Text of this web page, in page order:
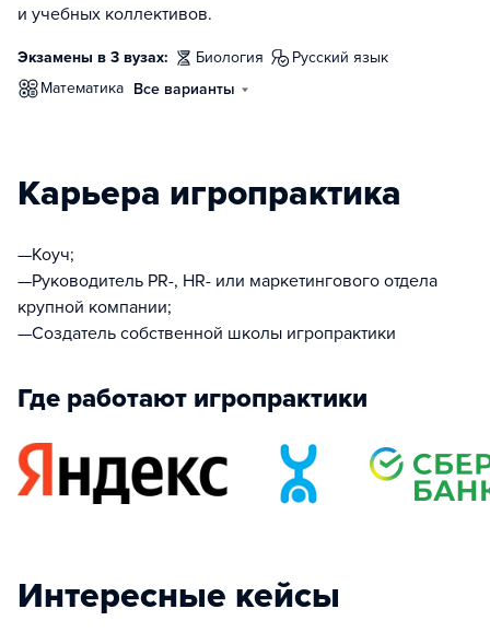
и учебных коллективов.
Экзамены в 3 вузах: биология
русский язык
математика Все варианты
Карьера игропрактика
—Коуч;
—Руководитель PR-, HR- или маркетингового отдела
крупной компании;
—Создатель собственной школы игропрактики
Где работают игропрактики
Интересные кейсы